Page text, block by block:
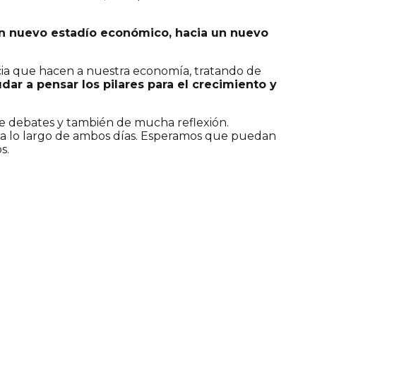
nuevo estadío económico, hacia un nuevo
que hacen a nuestra economía, tratando de
a pensar los pilares para el crecimiento y
debates y también de mucha reflexión.
largo de ambos días. Esperamos que puedan